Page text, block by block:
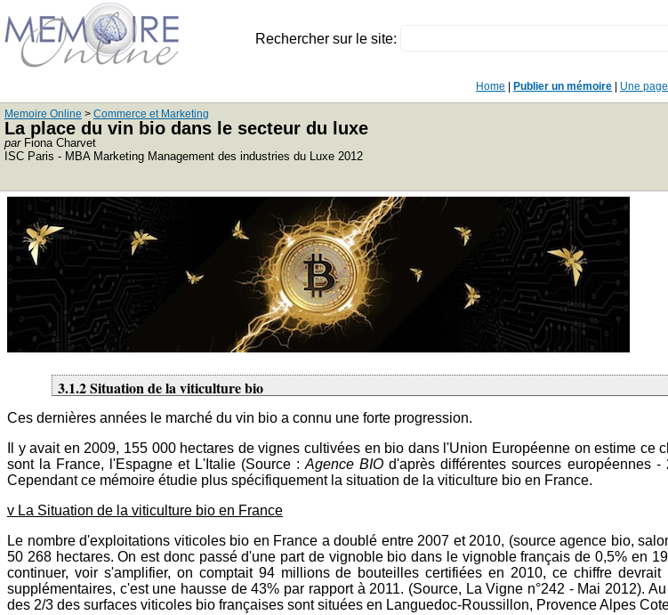
Rechercher sur le site:
Home Publier un mémoire Une
Memoire Online > Commerce et Marketing
La place du vin bio dans le secteur du luxe
parFiona Charvet
ISC Paris - MBA Marketing Management des industries du Luxe 2012
3.1.2 Situation de la viticulture bio
Ces dernières années le marché du vin bio a connu une forte progression.
Il y avait en 2009, 155 000 hectares de vignes cultivées en bio dans l'Union Européenne on estime
sont la France, l'Espagne et L'Italie (Source :Agence BIO d'après différentes sources européennes
Cependant ce mémoire étudie plus spécifiquement la situation de la viticulture bio en France.
v La Situation de la viticulture bio en France
Le nombre d'exploitations viticoles bio en France a doublé entre 2007 et 2010, (source agence bio,
50 268 hectares. On est donc passé d'une part de vignoble bio dans le vignoble français de 0,5% en
continuer, voir s'amplifier, on comptait 94 millions de bouteilles certifiées en 2010, ce chiffre
supplémentaires, c'est une hausse de 43% par rapport à 2011. (Source, La Vigne n°242 - Mai 2012).
des 2/3 des surfaces viticoles bio françaises sont situées en Languedoc-Roussillon, Provence Alpes